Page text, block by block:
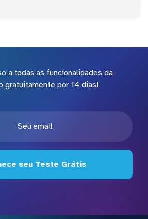
a todas as funcionalidades da
gratuitamente por 14 dias!
seu Teste Grátis